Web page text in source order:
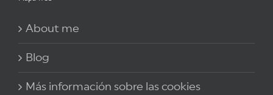
About me
Blog
Más información sobre las cookies